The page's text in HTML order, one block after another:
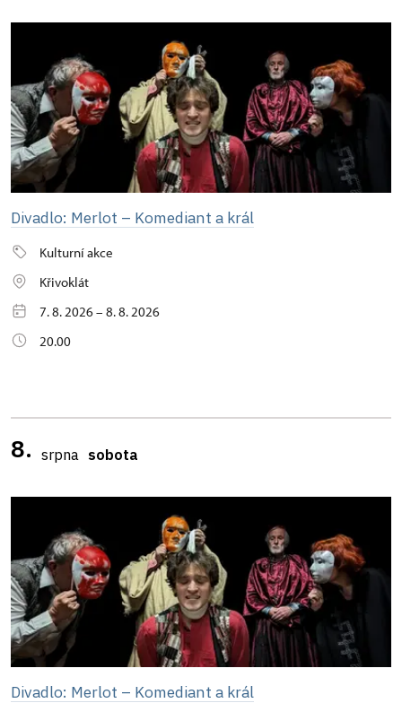
Divadlo: Merlot – Komediant a král
Kulturní akce
Křivoklát
7. 8. 2026 – 8. 8. 2026
20.00
8. srpna sobota
Divadlo: Merlot – Komediant a král